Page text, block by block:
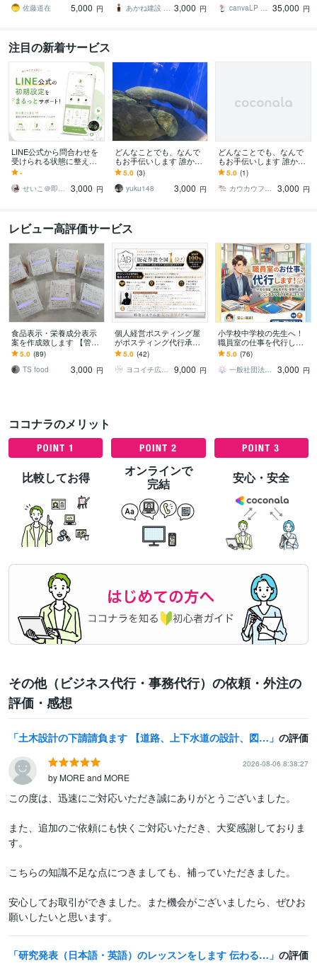
ない』ときに
佐藤道在 5,000 円
事務・雑務など！
あかね建設 AKANEoffice 3,000 円
ント★
canvaLP ･ HP┊︎mimo39 35,000 円
注目の新着サービス
LINE公式から問合わせを
受けられる状態に整えま
す 初心者でも安心！集客
を見据えたLINE公式を設
定します
-
せいこ＠即レス・AI実務LINE公式構築
3,000 円
どんなことでも、なんで
もお手伝いします 誰かに
代わりにやってほしい面
倒な作業を代行します。
5.0 (3)
yuku148
3,000 円
どんなことでも、なんで
もお手伝いします 誰かに
代わりにやってほしい面
倒な作業を代行します。
5.0 (1)
カウカウファイナンス
3,000 円
レビュー高評価サービス
食品表示・栄養成分表示
案を作成致します 【管理
栄養士・上級食品表示診
断士が食品表示案を作成
致します】
5.0 (89)
TS food
3,000 円
個人経営ポスティング屋
がポスティング代行承り
ます 神奈川・都内エリア
対応！エリアに合わせた
効果的なポスティング
5.0 (42)
ヨコイチ広告｜ポスティング代行パートナー
9,000 円
小学校中学校の先生へ！
職員室の仕事を代行しま
す あなた専用の職員室ア
シスタントです！教師の
仕事請け負います！
5.0 (76)
一般社団法人codomopment
3,000 円
ココナラのメリット
比較してお得
オンラインで
完結
安心・安全
その他（ビジネス代行・事務代行）の依頼・外注の
評価・感想
土木設計の下請請負ます 【道路、上下水道の設計、図面作成、数量などが可能です。】 の評価
2026-08-06 8:38:27
by MORE and MORE
この度は、迅速にご対応いただき誠にありがとうございました。
また、追加のご依頼にも快くご対応いただき、大変感謝しておりま
す。
こちらの知識不足な点につきましても、補っていただきました。
安心してお取引ができました。また機会がございましたら、ぜひお
願いしたいと思います。
研究発表（日本語・英語）のレッスンをします 伝わる研究発表（日本語・英語）の秘訣をお伝えします の評価